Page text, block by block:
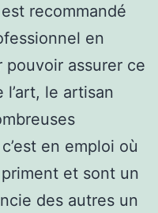
recommandé
en
assurer ce
le artisan
en emploi où
et sont un
des autres un